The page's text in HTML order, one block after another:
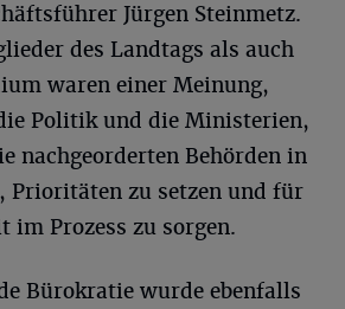
Jürgen Steinmetz.
des Landtags als auch
waren einer Meinung,
Politik und die Ministerien,
nachgeorderten Behörden in
Prioritäten zu setzen und für
im Prozess zu sorgen.
Bürokratie wurde ebenfalls